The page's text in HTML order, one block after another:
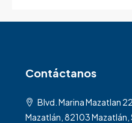
Contáctanos
Blvd. Marina Mazatlan
Mazatlán, 82103 Mazatlán,